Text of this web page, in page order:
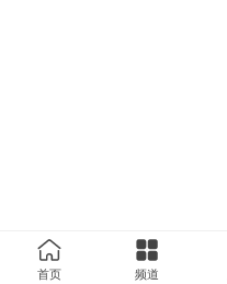
首页 频道